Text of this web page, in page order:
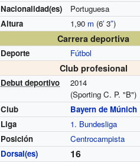
Nacionalidad(es)
Portuguesa
Altura
1,90 m (6′ 3″)
Carrera deportiva
Deporte Fútbol
Club profesional
Debut deportivo
2014
(Sporting C. P. "B")
Club
Bayern de Múnich
Liga
1. Bundesliga
Posición
Centrocampista
Dorsal(es)
16